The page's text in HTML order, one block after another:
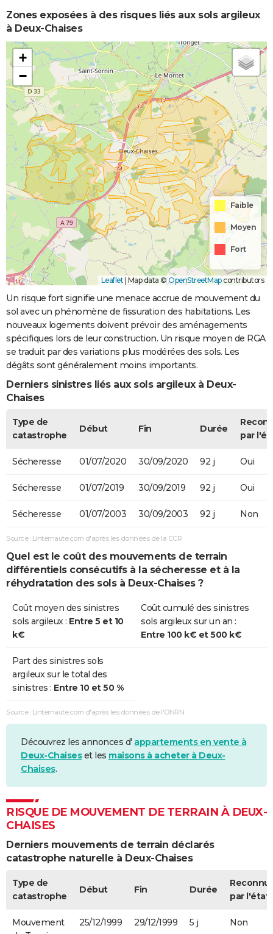
Zones exposées à des risques liés aux sols argileux
à Deux-Chaises
+
−
Faible
Moyen
Fort
Leaflet Map data ©OpenStreetMapcontributors
Un risque fort signifie une menace accrue de mouvement du
sol avec un phénomène de fissuration des habitations. Les
nouveaux logements doivent prévoir des aménagements
spécifiques lors de leur construction. Un risque moyen de RGA
se traduit par des variations plus modérées des sols. Les
dégâts sont généralement moins importants.
Derniers sinistres liés aux sols argileux à Deux-
Chaises
Type de
catastrophe
Début Fin Durée
par
Sécheresse 01/07/2020 30/09/2020 92 j Oui
Sécheresse 01/07/2019 30/09/2019 92 j Oui
Sécheresse 01/07/2003 30/09/2003 92 j Non
Source : Linternaute.com d'après les données de la CCR
Quel est le coût des mouvements de terrain
différentiels consécutifs à la sécheresse et à la
réhydratation des sols à Deux-Chaises ?
Coût moyen des sinistres
sols argileux : Entre 5 et 10
k€
Coût cumulé des sinistres
sols argileux sur un an :
Entre 100 k€ et 500 k€
Part des sinistres sols
argileux sur le total des
sinistres : Entre 10 et 50 %
Source : Linternaute.com d'après les données de l'ONRN
Découvrez les annonces d' appartements en vente à
Deux-Chaiseset les maisons à acheter à Deux-
Chaises.
RISQUE DE MOUVEMENT DE TERRAIN À DEUX-
CHAISES
Derniers mouvements de terrain déclarés
catastrophe naturelle à Deux-Chaises
Type de
catastrophe
Début Fin Durée
par l'état
Mouvement
25/12/1999 29/12/1999 5 j Non